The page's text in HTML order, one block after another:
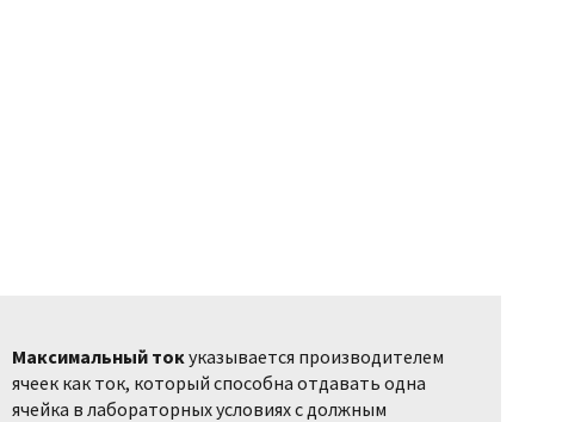
Максимальный токуказывается производителем
ячеек как ток, который способна отдавать одна
ячейка в лабораторных условиях с должным